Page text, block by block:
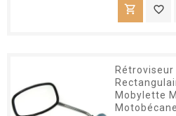
shopping_cart favorite_border
Rétroviseur
Mobylette